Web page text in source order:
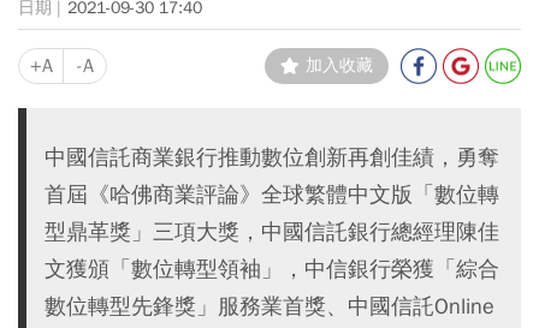
2021-09-30 17:40
+A -A 加入收藏
中國信託商業銀行推動數位創新再創佳績，勇奪
首屆《哈佛商業評論》全球繁體中文版「數位轉
型鼎革獎」三項大獎，中國信託銀行總經理陳佳
文獲頒「數位轉型領袖」，中信銀行榮獲「綜合
數位轉型先鋒獎」服務業首獎、中國信託Online